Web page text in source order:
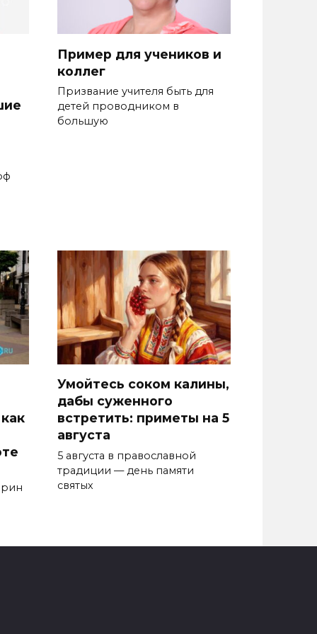
Пример для учеников и
коллег
Призвание учителя быть для
де­тей проводником в
большую
Умойтесь соком калины,
дабы суженного
встретить: приметы на 5
августа
5 августа в православной
традиции — день памяти
святых